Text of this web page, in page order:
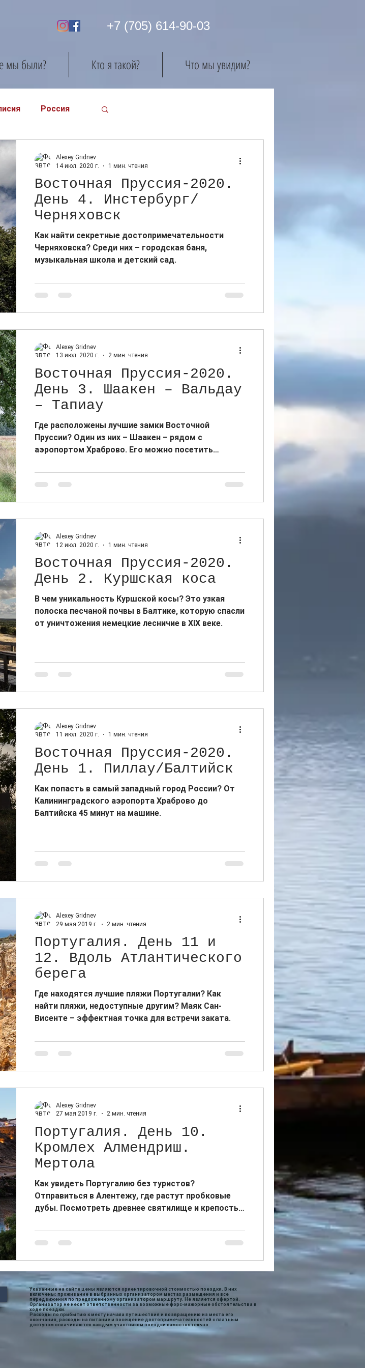
+7 (705) 614-90-03
мы были? Кто я такой? Что мы увидим?
Россия
Восточная Пруссия-2020.
День 4. Инстербург/
Черняховск
Как найти секретные достопримечательности
Черняховска? Среди них – городская баня,
музыкальная школа и детский сад.
Alexey Gridnev
14 июл. 2020 г.
1 мин. чтения
Восточная Пруссия-2020.
День 3. Шаакен – Вальдау
– Тапиау
Где расположены лучшие замки Восточной
Пруссии? Один из них – Шаакен – рядом с
аэропортом Храброво. Его можно посетить
Alexey Gridnev
13 июл. 2020 г.
2 мин. чтения
Восточная Пруссия-2020.
День 2. Куршская коса
В чем уникальность Куршской косы? Это узкая
полоска песчаной почвы в Балтике, которую спасли
от уничтожения немецкие лесничие в XIX веке.
Alexey Gridnev
12 июл. 2020 г.
1 мин. чтения
Восточная Пруссия-2020.
День 1. Пиллау/Балтийск
Как попасть в самый западный город России? От
Калининградского аэропорта Храброво до
Балтийска 45 минут на машине.
Alexey Gridnev
11 июл. 2020 г.
1 мин. чтения
Португалия. День 11 и
12. Вдоль Атлантического
берега
Где находятся лучшие пляжи Португалии? Как
найти пляжи, недоступные другим? Маяк Сан-
Висенте – эффектная точка для встречи заката.
Alexey Gridnev
29 мая 2019 г.
2 мин. чтения
Португалия. День 10.
Кромлех Алмендриш.
Мертола
Как увидеть Португалию без туристов?
Отправиться в Алентежу, где растут пробковые
дубы. Посмотреть древнее святилище и крепость
Alexey Gridnev
27 мая 2019 г.
2 мин. чтения
Указанные на сайте цены являются ориентировочной стоимостью поездки. В них
включены: проживание в выбранных организатором местах размещения и все
передвижения по предложенному организатором маршруту. Не является офертой.
Организатор не несет ответственности за возможные форс-мажорные обстоятельства в
ходе поездки.
Расходы по прибытию к месту начала путешествия и возвращению из места его
окончания, расходы на питание и посещение достопримечательностей с платным
доступом оплачиваются каждым участником поездки самостоятельно.